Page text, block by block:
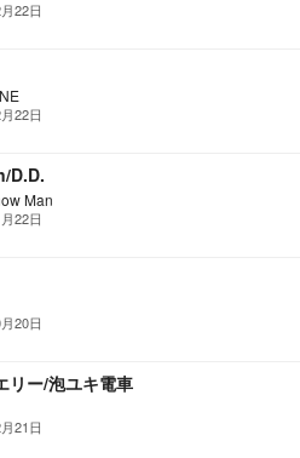
22日
22日
D.D.
Man
22日
20日
リー/泡ユキ電車
21日